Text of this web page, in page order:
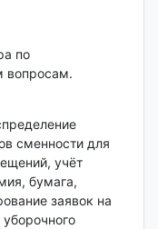
по
вопросам.
сменности для
учёт
бумага,
заявок на